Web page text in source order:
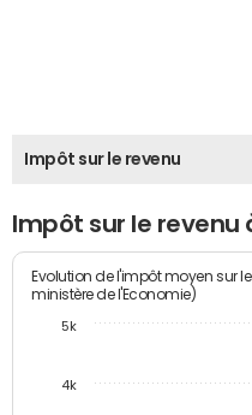
Impôt sur le revenu
Impôt sur le revenu
Evolution de l'impôt moyen sur
ministère de l'Economie)
4k
5k